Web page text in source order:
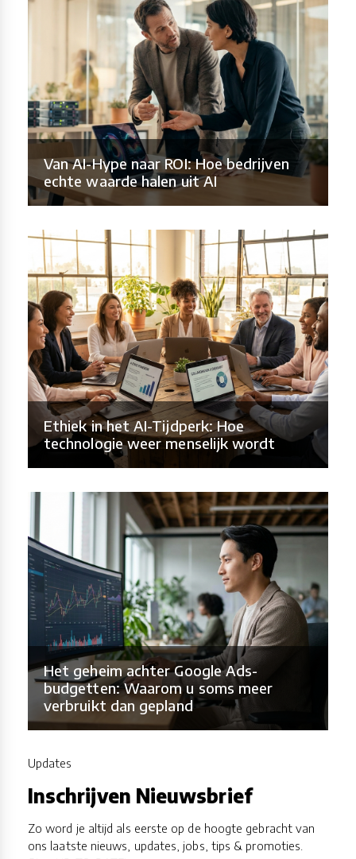
Van AI-Hype naar ROI: Hoe bedrijven
echte waarde halen uit AI
Ethiek in het AI-Tijdperk: Hoe
technologie weer menselijk wordt
Het geheim achter Google Ads-
budgetten: Waarom u soms meer
verbruikt dan gepland
Updates
Inschrijven Nieuwsbrief
Zo word je altijd als eerste op de hoogte gebracht van
ons laatste nieuws, updates, jobs, tips & promoties.